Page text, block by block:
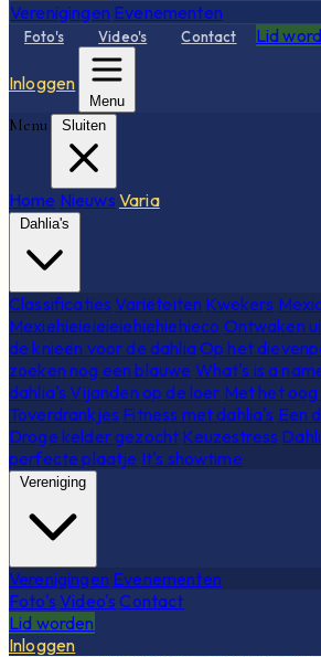
Verenigingen Evenementen
Foto's Video's Contact Lid
Inloggen
Menu
Menu Sluiten
Home Nieuws Varia
Dahlia's
Classificaties Variëteiten Kwekers
Mexiehieieieieiehiehiehieco Ontwaken
de knieën voor de dahliaOp het
zoeken nog een blauwe What's is a
dahlia's Vijanden op de loer Met het
Toverdrankjes Fitness met dahlia's Een
Droge kelder gezocht Keuzestress
perfecte plaatje It's showtime
Vereniging
Verenigingen Evenementen
Foto's Video's Contact
Lid worden
Inloggen